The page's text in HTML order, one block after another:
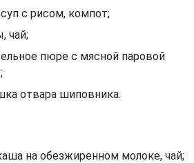
с рисом, компот;
чай;
пюре с мясной паровой
отвара шиповника.
на обезжиренном молоке, чай;